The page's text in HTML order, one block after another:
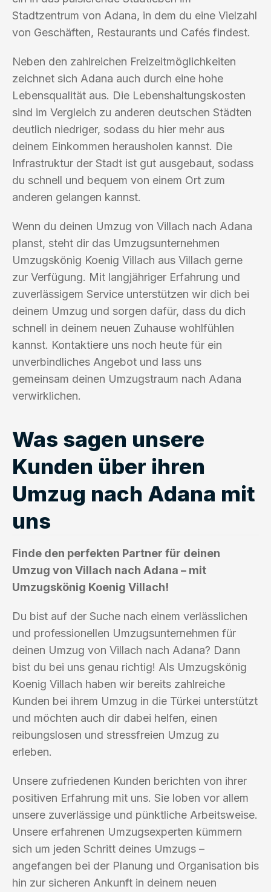
Stadtzentrum von Adana, in dem du eine Vielzahl
von Geschäften, Restaurants und Cafés findest.
Neben den zahlreichen Freizeitmöglichkeiten
zeichnet sich Adana auch durch eine hohe
Lebensqualität aus. Die Lebenshaltungskosten
sind im Vergleich zu anderen deutschen Städten
deutlich niedriger, sodass du hier mehr aus
deinem Einkommen herausholen kannst. Die
Infrastruktur der Stadt ist gut ausgebaut, sodass
du schnell und bequem von einem Ort zum
anderen gelangen kannst.
Wenn du deinen Umzug von Villach nach Adana
planst, steht dir das Umzugsunternehmen
Umzugskönig Koenig Villach aus Villach gerne
zur Verfügung. Mit langjähriger Erfahrung und
zuverlässigem Service unterstützen wir dich bei
deinem Umzug und sorgen dafür, dass du dich
schnell in deinem neuen Zuhause wohlfühlen
kannst. Kontaktiere uns noch heute für ein
unverbindliches Angebot und lass uns
gemeinsam deinen Umzugstraum nach Adana
verwirklichen.
Was sagen unsere
Kunden über ihren
Umzug nach Adana mit
uns
Finde den perfekten Partner für deinen
Umzug von Villach nach Adana – mit
Umzugskönig Koenig Villach!
Du bist auf der Suche nach einem verlässlichen
und professionellen Umzugsunternehmen für
deinen Umzug von Villach nach Adana? Dann
bist du bei uns genau richtig! Als Umzugskönig
Koenig Villach haben wir bereits zahlreiche
Kunden bei ihrem Umzug in die Türkei unterstützt
und möchten auch dir dabei helfen, einen
reibungslosen und stressfreien Umzug zu
erleben.
Unsere zufriedenen Kunden berichten von ihrer
positiven Erfahrung mit uns. Sie loben vor allem
unsere zuverlässige und pünktliche Arbeitsweise.
Unsere erfahrenen Umzugsexperten kümmern
sich um jeden Schritt deines Umzugs –
angefangen bei der Planung und Organisation bis
hin zur sicheren Ankunft in deinem neuen